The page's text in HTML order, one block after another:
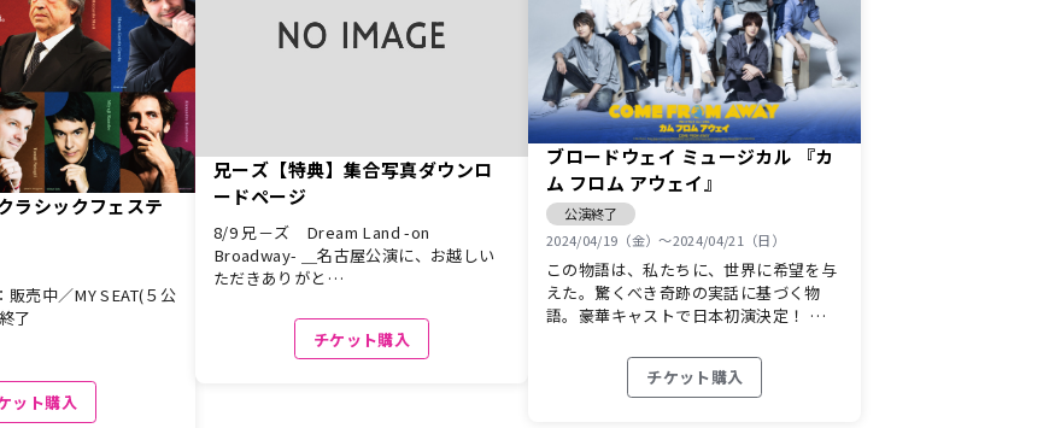
ラシックフェステ
販売中／MY SEAT(５公
了
ット購入
兄ーズ【特典】集合写真ダウンロ
ードページ
8/9 兄－ズ Dream Land -on
Broadway- ＿名古屋公演に、お越しい
ただきありがと…
チケット購入
ブロードウェイ ミュージカル 『カ
ム フロム アウェイ』
公演終了
2024/04/19（金）〜2024/04/21（日）
この物語は、私たちに、世界に希望を与
えた。驚くべき奇跡の実話に基づく物
語。豪華キャストで日本初演決定！ …
チケット購入